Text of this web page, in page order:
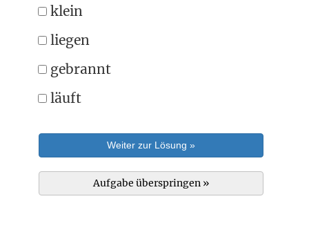
klein
liegen
gebrannt
läuft
Weiter zur Lösung »
Aufgabe überspringen »